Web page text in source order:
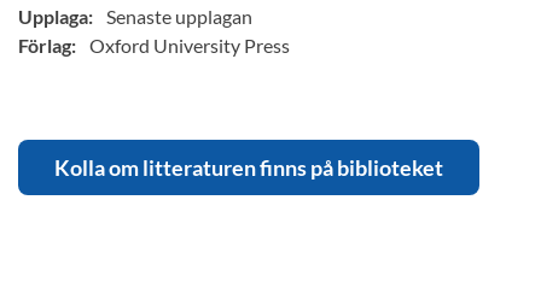
Upplaga: Senaste upplagan
Förlag: Oxford University Press
Kolla om litteraturen finns på biblioteket